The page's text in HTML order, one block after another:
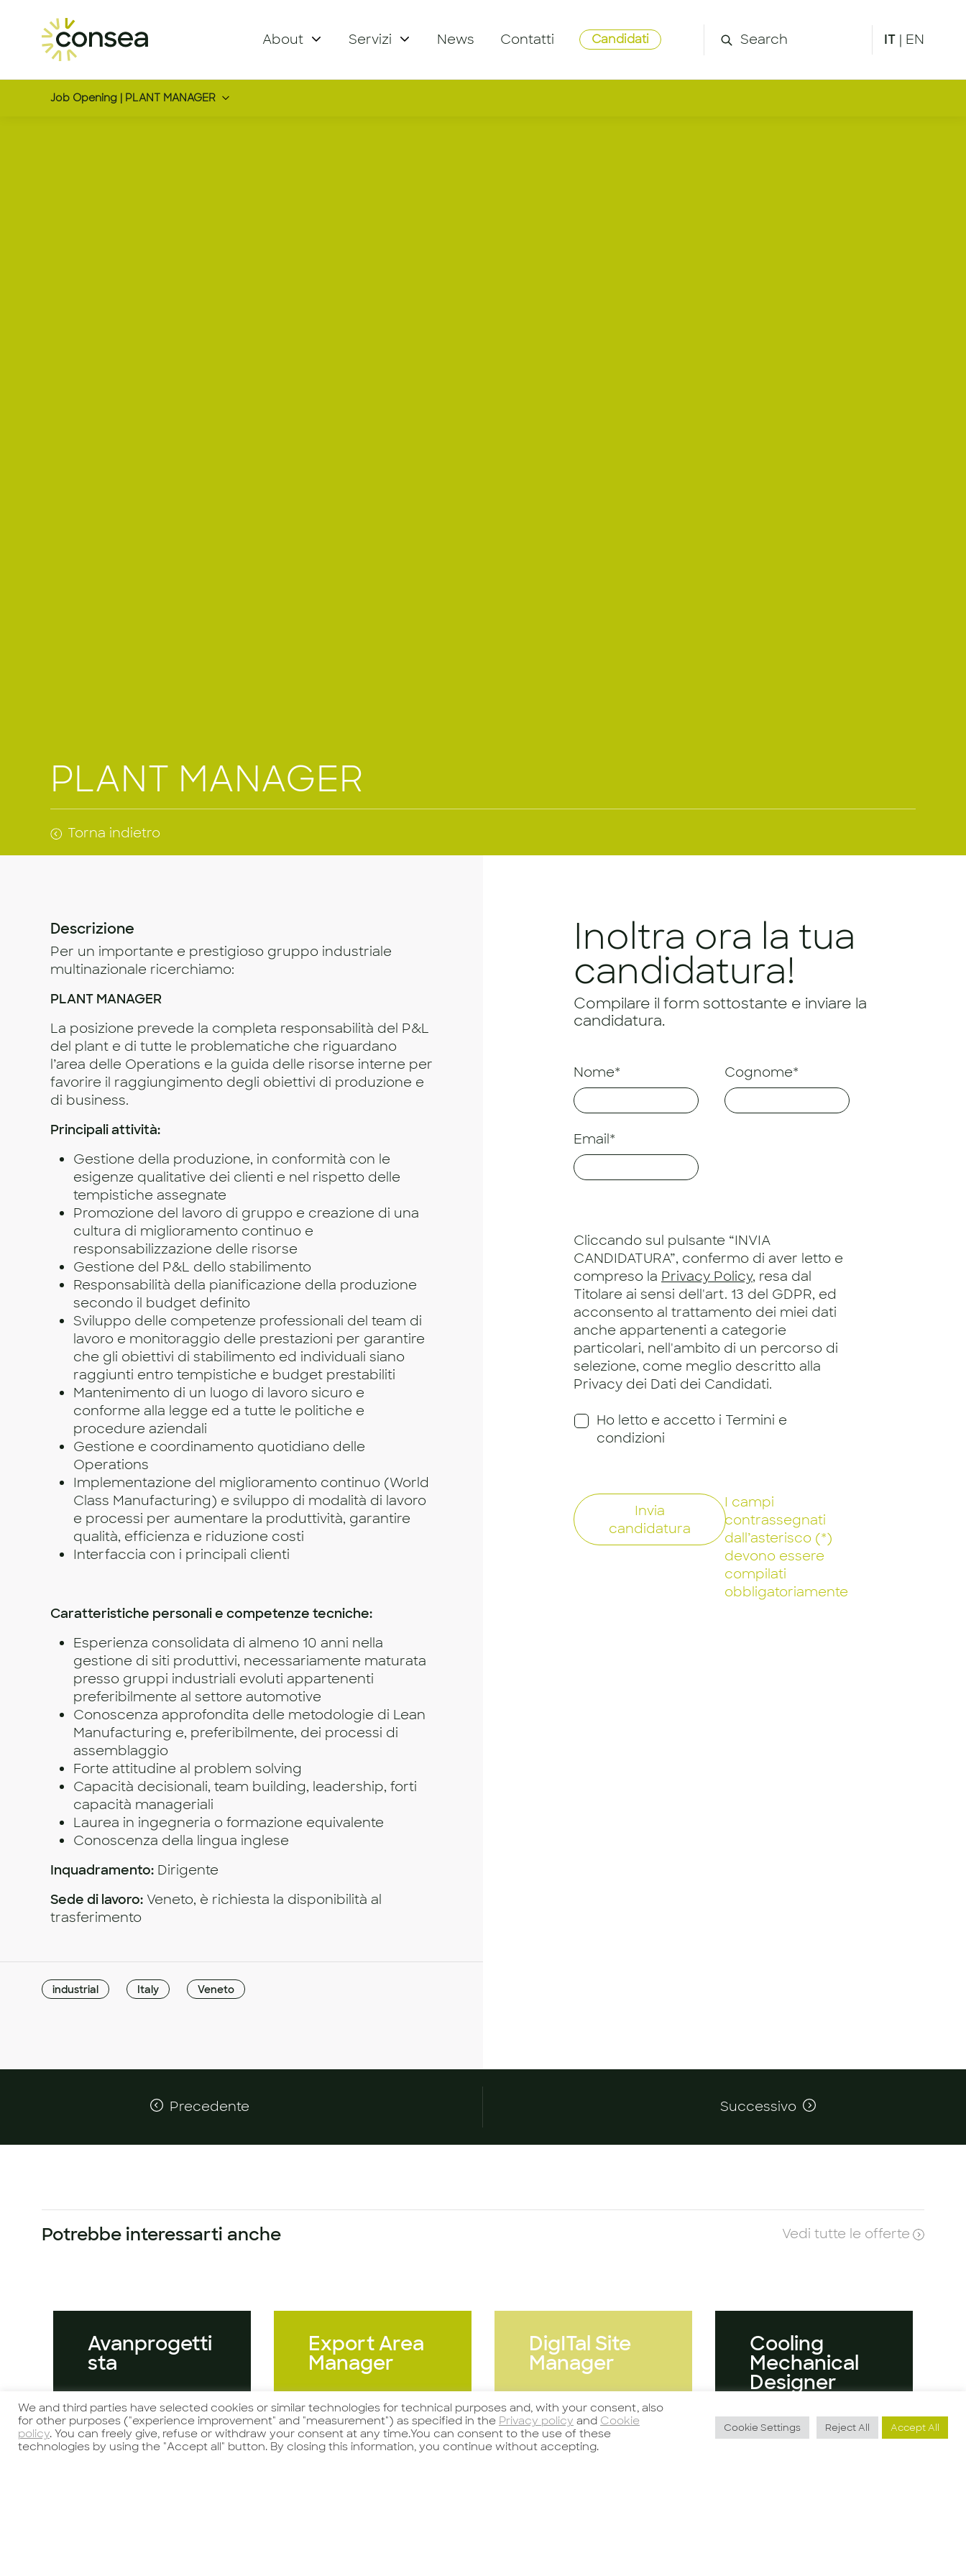
About Servizi News Contatti Candidati IT | EN
Job Opening | PLANT MANAGER
PLANT MANAGER
Torna indietro
Descrizione
Per un importante e prestigioso gruppo industriale
multinazionale ricerchiamo:
PLANT MANAGER
La posizione prevede la completa responsabilità del P&L
del plant e di tutte le problematiche che riguardano
l’area delle Operations e la guida delle risorse interne per
favorire il raggiungimento degli obiettivi di produzione e
di business.
Principali attività:
Gestione della produzione, in conformità con le
esigenze qualitative dei clienti e nel rispetto delle
tempistiche assegnate
Promozione del lavoro di gruppo e creazione di una
cultura di miglioramento continuo e
responsabilizzazione delle risorse
Gestione del P&L dello stabilimento
Responsabilità della pianificazione della produzione
secondo il budget definito
Sviluppo delle competenze professionali del team di
lavoro e monitoraggio delle prestazioni per garantire
che gli obiettivi di stabilimento ed individuali siano
raggiunti entro tempistiche e budget prestabiliti
Mantenimento di un luogo di lavoro sicuro e
conforme alla legge ed a tutte le politiche e
procedure aziendali
Gestione e coordinamento quotidiano delle
Operations
Implementazione del miglioramento continuo (World
Class Manufacturing) e sviluppo di modalità di lavoro
e processi per aumentare la produttività, garantire
qualità, efficienza e riduzione costi
Interfaccia con i principali clienti
Caratteristiche personali e competenze tecniche:
Esperienza consolidata di almeno 10 anni nella
gestione di siti produttivi, necessariamente maturata
presso gruppi industriali evoluti appartenenti
preferibilmente al settore automotive
Conoscenza approfondita delle metodologie di Lean
Manufacturing e, preferibilmente, dei processi di
assemblaggio
Forte attitudine al problem solving
Capacità decisionali, team building, leadership, forti
capacità manageriali
Laurea in ingegneria o formazione equivalente
Conoscenza della lingua inglese
Inquadramento: Dirigente
Sede di lavoro: Veneto, è richiesta la disponibilità al
trasferimento
industrial Italy Veneto
Inoltra ora la tua
candidatura!
Compilare il form sottostante e inviare la
candidatura.
Nome* Cognome*
Email*
Cliccando sul pulsante “INVIA
CANDIDATURA”, confermo di aver letto e
compreso la Privacy Policy, resa dal
Titolare ai sensi dell'art. 13 del GDPR, ed
acconsento al trattamento dei miei dati
anche appartenenti a categorie
particolari, nell'ambito di un percorso di
selezione, come meglio descritto alla
Privacy dei Dati dei Candidati.
Ho letto e accetto i Termini e
condizioni
Invia
candidatura
I campi
contrassegnati
dall’asterisco (*)
devono essere
compilati
obbligatoriamente
Precedente Successivo
Potrebbe interessarti anche Vedi tutte le offerte
Avanprogetti
sta
Export Area
Manager
DigITal Site
Manager
Cooling
Mechanical
Designer
We and third parties have selected cookies or similar technologies for technical purposes and, with your consent, also
for other purposes ("experience improvement" and "measurement") as specified in the Privacy policy and Cookie
policy. You can freely give, refuse or withdraw your consent at any time.You can consent to the use of these
technologies by using the "Accept all" button. By closing this information, you continue without accepting.
Cookie Settings Reject All Accept All